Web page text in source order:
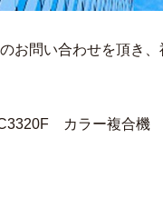
お問い合わせを頂き
カラー複合機